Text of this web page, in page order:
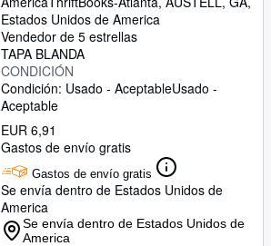
Estados Unidos de America
Vendedor de 5 estrellas
TAPA BLANDA
CONDICIÓN
Condición: Usado - AceptableUsado -
Aceptable
EUR 6,91
Gastos de envío gratis
Gastos de envío gratis
Se envía dentro de Estados Unidos de
America
Se envía dentro de Estados Unidos de
America